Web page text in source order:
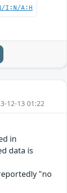
I:N/A:H
12-13 01:22
in
data is
"no